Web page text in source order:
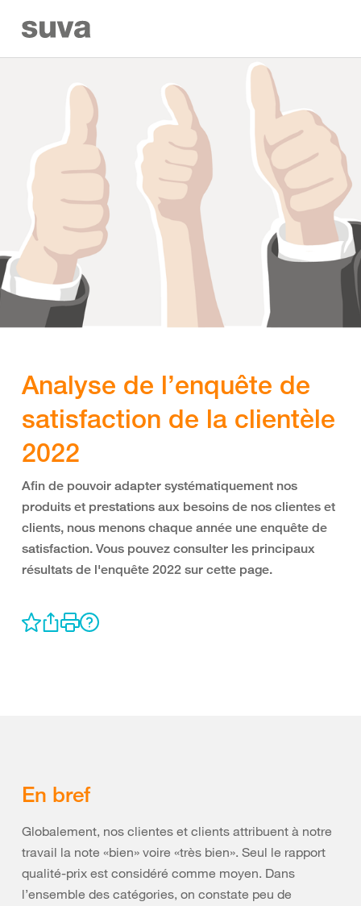
Analyse de l’enquête de
satisfaction de la clientèle
2022
Afin de pouvoir adapter systématiquement nos
produits et prestations aux besoins de nos clientes et
clients, nous menons chaque année une enquête de
satisfaction. Vous pouvez consulter les principaux
résultats de l'enquête 2022 sur cette page.
En bref
Globalement, nos clientes et clients attribuent à notre
travail la note «bien» voire «très bien». Seul le rapport
qualité-prix est considéré comme moyen. Dans
l’ensemble des catégories, on constate peu de